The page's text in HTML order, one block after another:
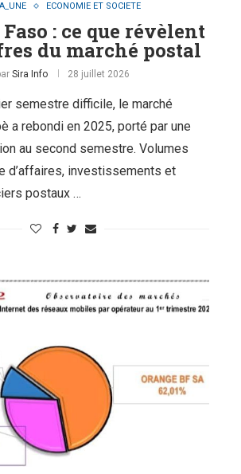
ECONOMIE ET SOCIETE
: ce que révèlent
du marché postal
Sira Info 28 juillet 2026
semestre difficile, le marché
a rebondi en 2025, porté par une
au second semestre. Volumes
d’affaires, investissements et
postaux …